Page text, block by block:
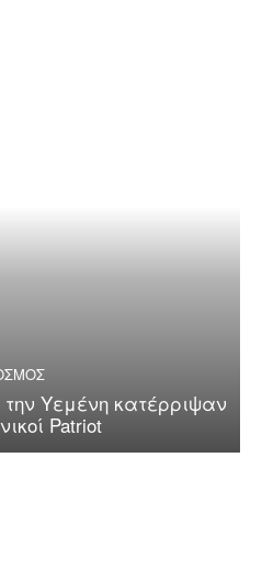
Υεμένη κατέρριψαν
Patriot